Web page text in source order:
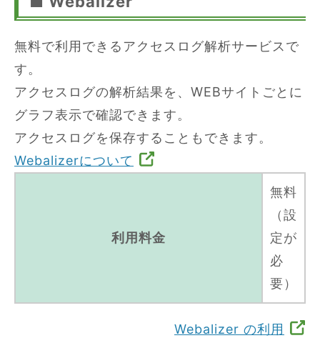
無料で利用できるアクセスログ解析サービスで
す。
アクセスログの解析結果を、WEBサイトごとに
グラフ表示で確認できます。
アクセスログを保存することもできます。
Webalizerについて
利用料金
無料
（設
定が
必
要）
Webalizer の利用